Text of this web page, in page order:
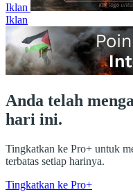
Iklan
Iklan
Anda telah
hari ini.
Tingkatkan ke Pro+ untuk
terbatas setiap harinya.
Tingkatkan ke Pro+